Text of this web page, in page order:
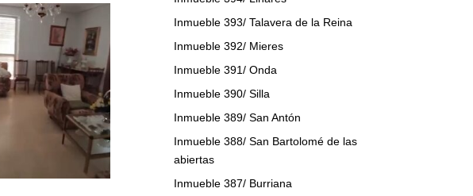
Inmueble 393/ Talavera de la Reina
Inmueble 392/ Mieres
Inmueble 391/ Onda
Inmueble 390/ Silla
Inmueble 389/ San Antón
Inmueble 388/ San Bartolomé de las
abiertas
Inmueble 387/ Burriana